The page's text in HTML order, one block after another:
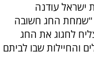
ישראל עודנה
"שמחת החג חשובה
לחגוג את החג
והחיילות שבו לביתם